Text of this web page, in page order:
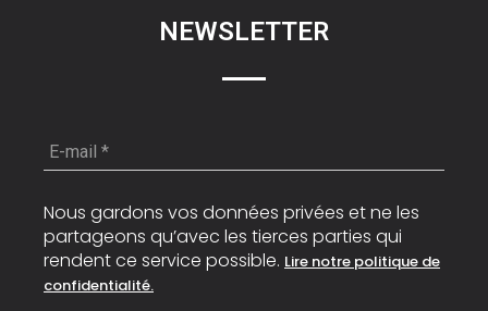
NEWSLETTER
E-
mail
Nous gardons vos données privées et ne les
partageons qu’avec les tierces parties qui
rendent ce service possible. Lire notre politique de
confidentialité.